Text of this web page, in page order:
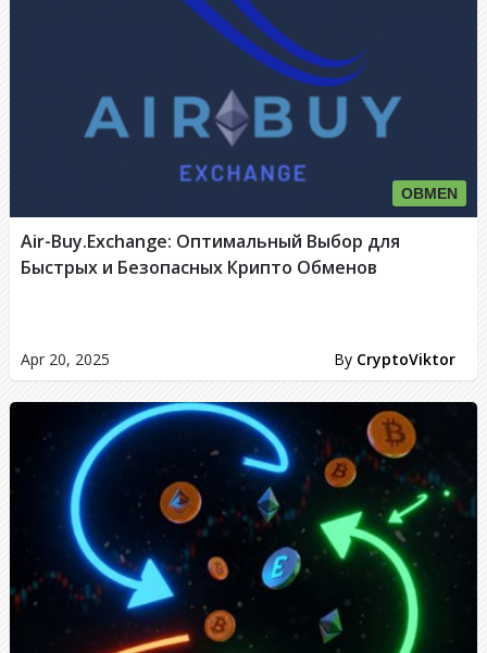
OBMEN
Apr 20, 2025 By CryptoViktor
Air-Buy.Exchange: Оптимальный Выбор для
Быстрых и Безопасных Крипто Обменов